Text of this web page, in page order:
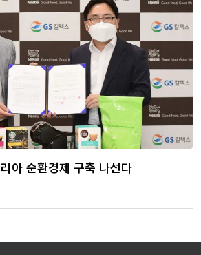
아 순환경제 구축 나선다